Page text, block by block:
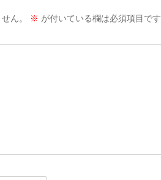
ん。 ※ が付いている欄は必須項目です